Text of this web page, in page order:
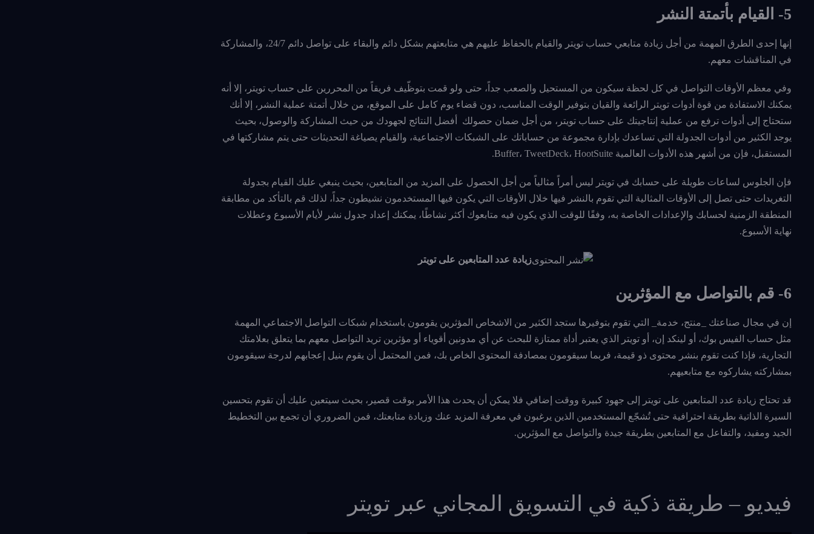
5- القيام بأتمتة النشر
إنها إحدى الطرق المهمة من أجل زيادة متابعي حساب تويتر والقيام بالحفاظ عليهم هي متابعتهم بشكل دائم والبقاء على تواصل دائم 24/7، والمشاركة
في المناقشات معهم.
وفي معظم الأوقات التواصل في كل لحظة سيكون من المستحيل والصعب جداً، حتى ولو قمت بتوظّيف فريقاً من المحررين على حساب تويتر، إلا أنه
يمكنك الاستفادة من قوة أدوات تويتر الرائعة والقيان بتوفير الوقت المناسب، دون قضاء يوم كامل على الموقع، من خلال أتمتة عملية النشر، إلا أنك
ستحتاج إلى أدوات ترفع من عملية إنتاجيتك على حساب تويتر، من أجل ضمان حصولك أفضل النتائج لجهودك من حيث المشاركة والوصول، بحيث
يوجد الكثير من أدوات الجدولة التي تساعدك بإدارة مجموعة من حساباتك على الشبكات الاجتماعية، والقيام يصياغة التحديثات حتى يتم مشاركتها في
المستقبل، فإن من أشهر هذه الأدوات العالمية Buffer، TweetDeck، HootSuite.
فإن الجلوس لساعات طويلة على حسابك في تويتر ليس أمراً مثالياً من أجل الحصول على المزيد من المتابعين، بحيث ينبغي عليك القيام بجدولة
التغريدات حتى تصل إلى الأوقات المثالية التي تقوم بالنشر فيها خلال الأوقات التي يكون فيها المستخدمون نشيطون جداً، لذلك قم بالتأكد من مطابقة
المنطقة الزمنية لحسابك والإعدادات الخاصة به، وفقًا للوقت الذي يكون فيه متابعوك أكثر نشاطًا، يمكنك إعداد جدول نشر لأيام الأسبوع وعطلات
نهاية الأسبوع.
زيادة عدد المتابعين على تويتر
6- قم بالتواصل مع المؤثرين
إن في مجال صناعتك _منتج، خدمة_ التي تقوم بتوفيرها ستجد الكثير من الاشخاص المؤثرين يقومون باستخدام شبكات التواصل الاجتماعي المهمة
مثل حساب الفيس بوك، أو لينكد إن، أو تويتر الذي يعتبر أداة ممتازة للبحث عن أي مدونين أقوياء أو مؤثرين تريد التواصل معهم بما يتعلق بعلامتك
التجارية، فإذا كنت تقوم بنشر محتوى ذو قيمة، فربما سيقومون بمصادفة المحتوى الخاص بك، فمن المحتمل أن يقوم بنيل إعجابهم لدرجة سيقومون
بمشاركته يشاركوه مع متابعيهم.
قد تحتاج زيادة عدد المتابعين على تويتر إلى جهود كبيرة ووقت إضافي فلا يمكن أن يحدث هذا الأمر بوقت قصير، بحيث سيتعين عليك أن تقوم بتحسين
السيرة الذاتية بطريقة احترافية حتى تُشجّع المستخدمين الذين يرغبون في معرفة المزيد عنك وزيادة متابعتك، فمن الضروري أن تجمع بين التخطيط
الجيد ومفيد، والتفاعل مع المتابعين بطريقة جيدة والتواصل مع المؤثرين.
فيديو – طريقة ذكية في التسويق المجاني عبر تويتر